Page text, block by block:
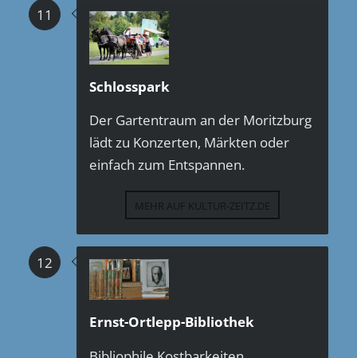
11
Schlosspark
Der Gartentraum an der Moritzburg
lädt zu Konzerten, Märkten oder
einfach zum Entspannen.
MEHR AUF KULTUR-ZEITZ.DE
12
Ernst-Ortlepp-Bibliothek